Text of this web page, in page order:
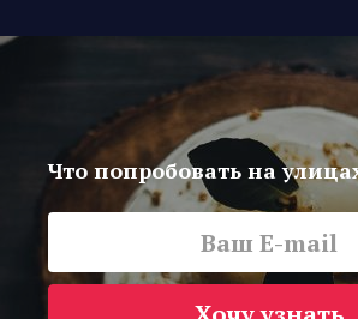
Что попробовать на